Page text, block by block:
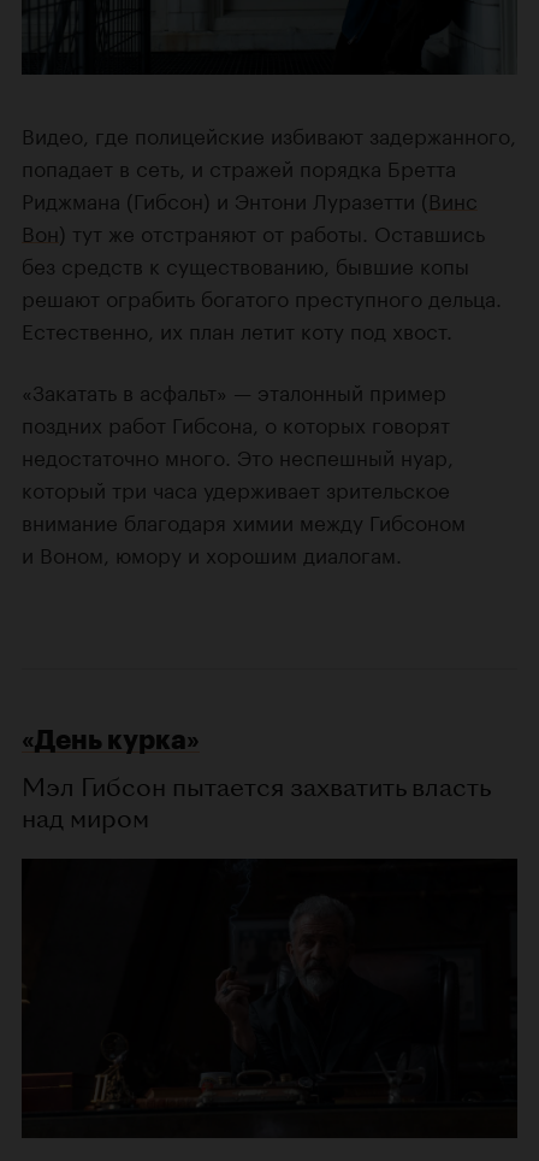
Видео, где полицейские избивают задержанного,
попадает в сеть, и стражей порядка Бретта
Риджмана (Гибсон) и Энтони Луразетти (Винс
Вон) тут же отстраняют от работы. Оставшись
без средств к существованию, бывшие копы
решают ограбить богатого преступного дельца.
Естественно, их план летит коту под хвост.
«Закатать в асфальт» — эталонный пример
поздних работ Гибсона, о которых говорят
недостаточно много. Это неспешный нуар,
который три часа удерживает зрительское
внимание благодаря химии между Гибсоном
и Воном, юмору и хорошим диалогам.
«День курка»
Мэл Гибсон пытается захватить власть
над миром